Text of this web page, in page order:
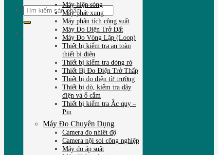
Tìm
kiếm:
Máy hiện sóng
Máy phát xung
Máy phân tích công suất
Máy Đo Điện Trở Đất
Máy Đo Vòng Lặp (Loop)
Thiết bị kiểm tra an toàn
thiết bị điện
Thiết bị kiểm tra dòng rò
Thiết Bị Đo Điện Trở Thấp
Thiết bị đo điện từ trường
Thiết bị dò, kiểm tra dây
điện và ổ cắm
Thiết bị kiểm tra Ắc quy –
Pin
Máy Đo Chuyên Dụng
Camera đo nhiêt độ
Camera nội soi công nghiệp
Máy đo áp suất